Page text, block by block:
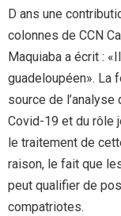
D ans une
colonnes de CCN
Maquiaba a écrit :
guadeloupéen». La
source de
Covid-19 et du rôle
le traitement de
raison, le fait que
peut qualifier de
compatriotes.